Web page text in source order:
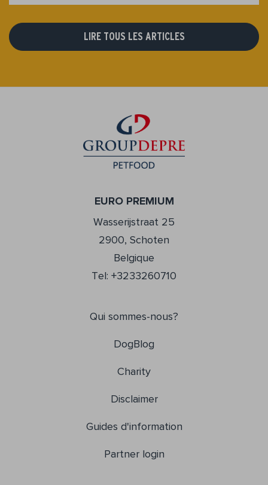
LIRE TOUS LES ARTICLES
EURO PREMIUM
Wasserijstraat 25
2900, Schoten
Belgique
Tel: +3233260710
Qui sommes-nous?
DogBlog
Charity
Disclaimer
Guides d'information
Partner login